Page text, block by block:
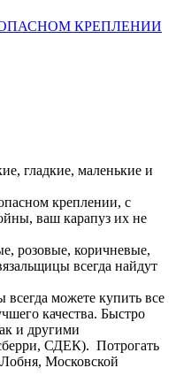
гладкие, маленькие и
креплении, с
ваш карапуз их не
розовые, коричневые,
всегда найдут
можете купить все
качества. Быстро
и другими
СДЕК). Потрогать
Московской